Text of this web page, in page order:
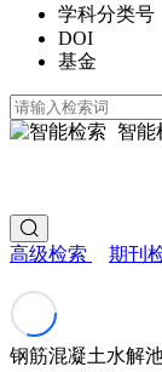
学科分类号
DOI
基金
智能
高级检索 期刊
钢筋混凝土水解